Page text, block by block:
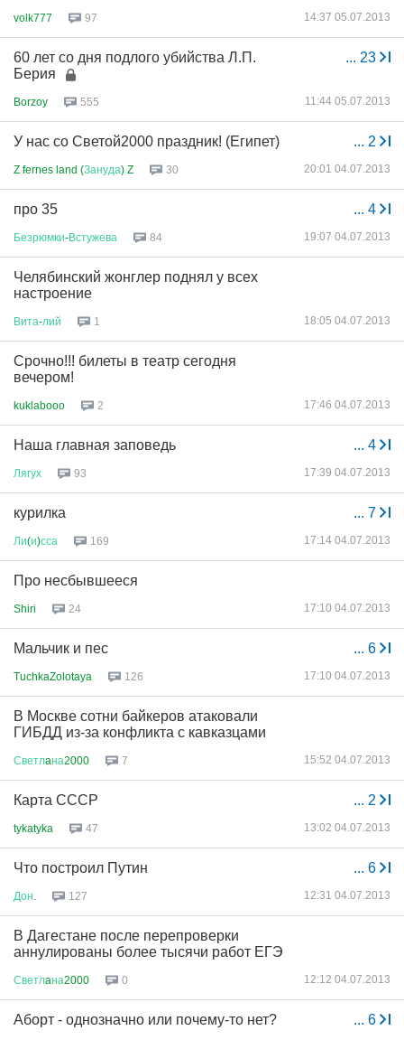
volk777 97 14:37 05.07.2013
... 23
60 лет со дня подлого убийства Л.П.
Берия
Borzoy 555 11:44 05.07.2013
... 2
У нас со Светой2000 праздник! (Египет)
Z fernes land (Зануда) Z 30 20:01 04.07.2013
... 4
про 35
Безрюмки-Встужева 84 19:07 04.07.2013
Челябинский жонглер поднял у всех
настроение
Вита-лий 1 18:05 04.07.2013
Срочно!!! билеты в театр сегодня
вечером!
kuklabooo 2 17:46 04.07.2013
... 4
Наша главная заповедь
Лягух 93 17:39 04.07.2013
... 7
курилка
Ли(и)сса 169 17:14 04.07.2013
Про несбывшееся
Shiri 24 17:10 04.07.2013
... 6
Мальчик и пес
TuchkaZolotaya 126 17:10 04.07.2013
В Москве сотни байкеров атаковали
ГИБДД из-за конфликта с кавказцами
Светлaна2000 7 15:52 04.07.2013
... 2
Карта СССР
tykatyka 47 13:02 04.07.2013
... 6
Что построил Путин
Дон 127 12:31 04.07.2013
В Дагестане после перепроверки
аннулированы более тысячи работ ЕГЭ
Светлaна2000 0 12:12 04.07.2013
... 6
Аборт - однозначно или почему-то нет?